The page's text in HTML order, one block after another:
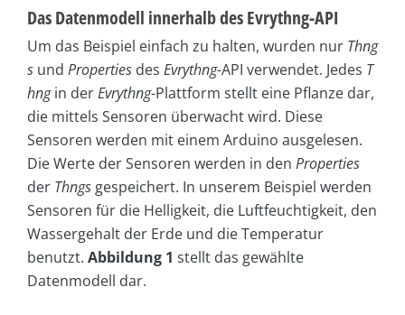
Das Datenmodell innerhalb des Evrythng-API
Um das Beispiel einfach zu halten, wurden nur Thng
s und Properties des Evrythng-API verwendet. Jedes T
hngin derEvrythng-Plattform stellt eine Pflanze dar,
die mittels Sensoren überwacht wird. Diese
Sensoren werden mit einem Arduino ausgelesen.
Die Werte der Sensoren werden in den Properties
der Thngs gespeichert. In unserem Beispiel werden
Sensoren für die Helligkeit, die Luftfeuchtigkeit, den
Wassergehalt der Erde und die Temperatur
benutzt. Abbildung 1 stellt das gewählte
Datenmodell dar.